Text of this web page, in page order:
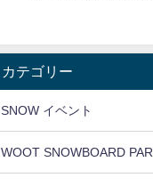
カテゴリー
SNOW イベント
WOOT SNOWBOARD